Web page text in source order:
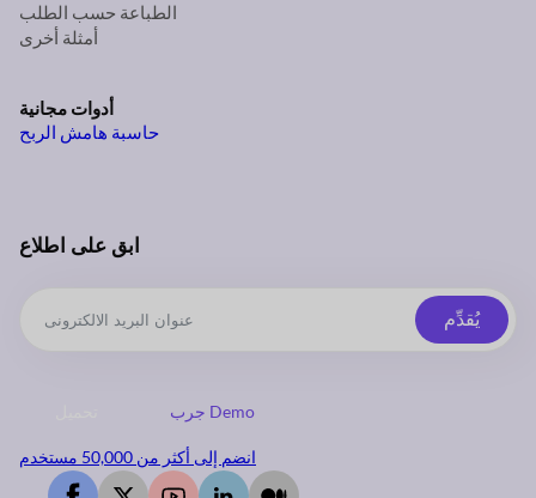
الطباعة حسب الطلب
أمثلة أخرى
أدوات مجانية
حاسبة هامش الربح
ابق على اطلاع
يُقدِّم
جرب Demo
انضم إلى أكثر من 50,000 مستخدم